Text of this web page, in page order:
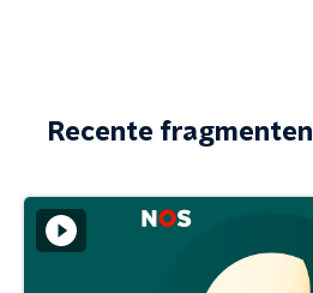
Recente fragmenten